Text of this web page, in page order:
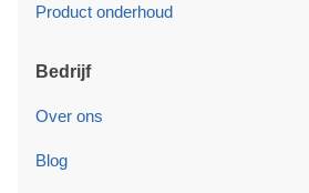
Product onderhoud
Bedrijf
Over ons
Blog